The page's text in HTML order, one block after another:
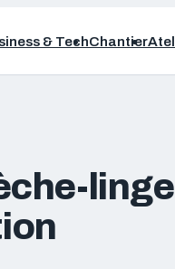
& TechChantier